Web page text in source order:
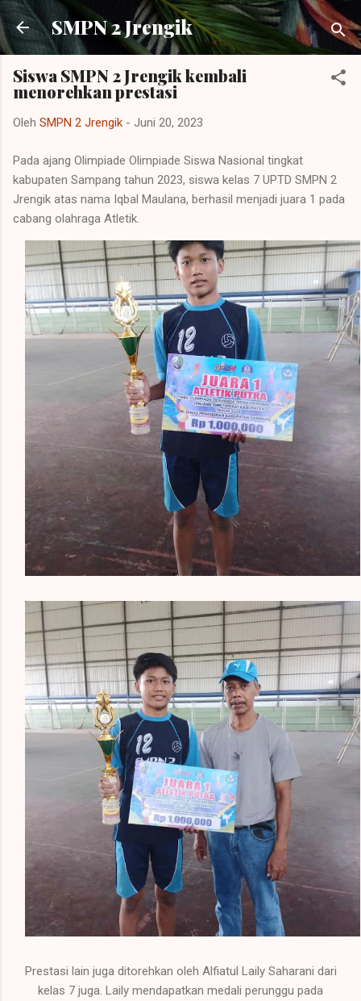
Langsung ke konten utama
SMPN 2 Jrengik
Siswa SMPN 2 Jrengik kembali
menorehkan prestasi
Oleh SMPN 2 Jrengik - Juni 20, 2023
Pada ajang Olimpiade Olimpiade Siswa Nasional tingkat
kabupaten Sampang tahun 2023, siswa kelas 7 UPTD SMPN 2
Jrengik atas nama Iqbal Maulana, berhasil menjadi juara 1 pada
cabang olahraga Atletik.
Prestasi lain juga ditorehkan oleh Alfiatul Laily Saharani dari
kelas 7 juga. Laily mendapatkan medali perunggu pada